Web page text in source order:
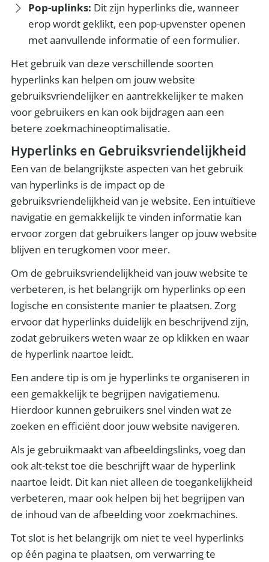
Pop-uplinks: Dit zijn hyperlinks die, wanneer
erop wordt geklikt, een pop-upvenster openen
met aanvullende informatie of een formulier.
Het gebruik van deze verschillende soorten
hyperlinks kan helpen om jouw website
gebruiksvriendelijker en aantrekkelijker te maken
voor gebruikers en kan ook bijdragen aan een
betere zoekmachineoptimalisatie.
Hyperlinks en Gebruiksvriendelijkheid
Een van de belangrijkste aspecten van het gebruik
van hyperlinks is de impact op de
gebruiksvriendelijkheid van je website. Een intuïtieve
navigatie en gemakkelijk te vinden informatie kan
ervoor zorgen dat gebruikers langer op jouw website
blijven en terugkomen voor meer.
Om de gebruiksvriendelijkheid van jouw website te
verbeteren, is het belangrijk om hyperlinks op een
logische en consistente manier te plaatsen. Zorg
ervoor dat hyperlinks duidelijk en beschrijvend zijn,
zodat gebruikers weten waar ze op klikken en waar
de hyperlink naartoe leidt.
Een andere tip is om je hyperlinks te organiseren in
een gemakkelijk te begrijpen navigatiemenu.
Hierdoor kunnen gebruikers snel vinden wat ze
zoeken en efficiënt door jouw website navigeren.
Als je gebruikmaakt van afbeeldingslinks, voeg dan
ook alt-tekst toe die beschrijft waar de hyperlink
naartoe leidt. Dit kan niet alleen de toegankelijkheid
verbeteren, maar ook helpen bij het begrijpen van
de inhoud van de afbeelding voor zoekmachines.
Tot slot is het belangrijk om niet te veel hyperlinks
op één pagina te plaatsen, om verwarring te